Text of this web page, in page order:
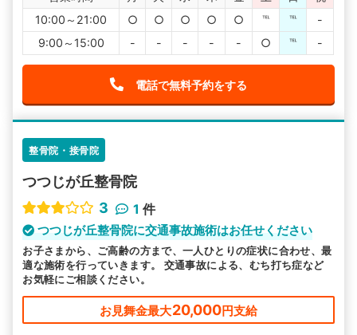
10:00～21:00
○ ○ ○ ○ ○ ℡ ℡
-
9:00～15:00
- - - - - ○ ℡ -
電話で無料予約をする
整骨院・接骨院
つつじが丘整骨院
3
1 件
つつじが丘整骨院に交通事故施術はお任せください
お子さまから、ご高齢の方まで、一人ひとりの症状に合わせ、最
適な施術を行っていきます。 交通事故による、むち打ち症など
お気軽にご相談ください。
お見舞金最大20,000円支給